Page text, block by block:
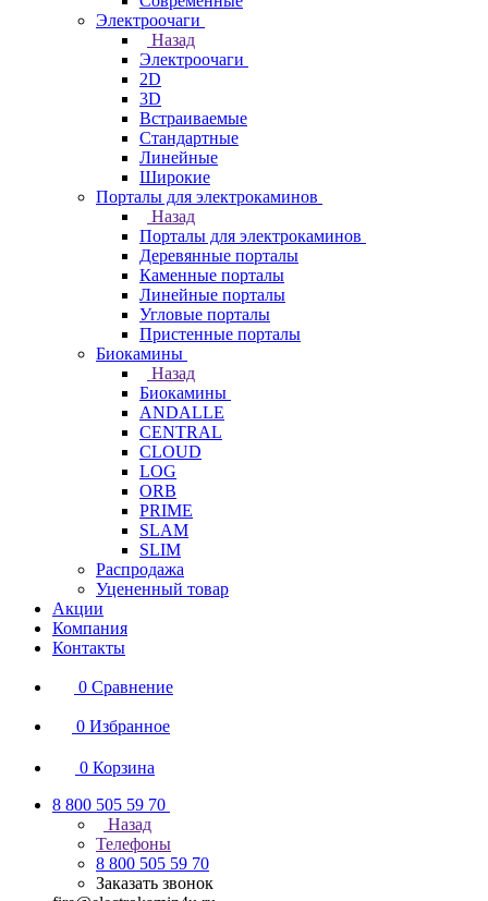
Электроочаги
Назад
Электроочаги
2D
3D
Встраиваемые
Стандартные
Линейные
Широкие
Порталы для электрокаминов
Назад
Порталы для электрокаминов
Деревянные порталы
Каменные порталы
Линейные порталы
Угловые порталы
Пристенные порталы
Биокамины
Назад
Биокамины
ANDALLE
CENTRAL
CLOUD
LOG
ORB
PRIME
SLAM
SLIM
Распродажа
Уцененный товар
Акции
Компания
Контакты
0 Сравнение
0 Избранное
0 Корзина
8 800 505 59 70
Назад
Телефоны
8 800 505 59 70
Заказать звонок